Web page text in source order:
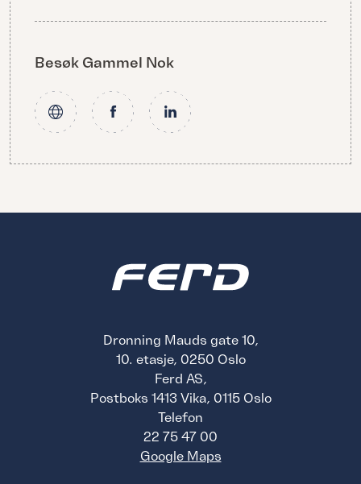
Besøk Gammel Nok
Dronning Mauds gate 10,
10. etasje, 0250 Oslo
Ferd AS,
Postboks 1413 Vika, 0115 Oslo
Telefon
22 75 47 00
Google Maps